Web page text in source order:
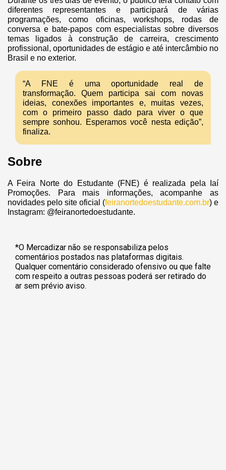
diferentes representantes e participará de várias
programações, como oficinas, workshops, rodas de
conversa e bate-papos com especialistas sobre diversos
temas ligados à construção de carreira, crescimento
profissional, oportunidades de estágio e até intercâmbio no
Brasil e no exterior.
“A FNE é uma oportunidade real de
transformação. Quem participa sai com novas
ideias, conexões importantes e, muitas vezes,
com o primeiro passo dado para viver o que
sempre sonhou. Esperamos você nesta edição”,
finaliza.
Sobre
A Feira Norte do Estudante (FNE) é realizada pela Iaí
Promoções. Para mais informações, acompanhe as
novidades pelo site oficial (feiranortedoestudante.com.br) e
Instagram: @feiranortedoestudante.
*O Mercadizar não se responsabiliza pelos
comentários postados nas plataformas digitais.
Qualquer comentário considerado ofensivo ou que falte
com respeito a outras pessoas poderá ser retirado do
ar sem prévio aviso.